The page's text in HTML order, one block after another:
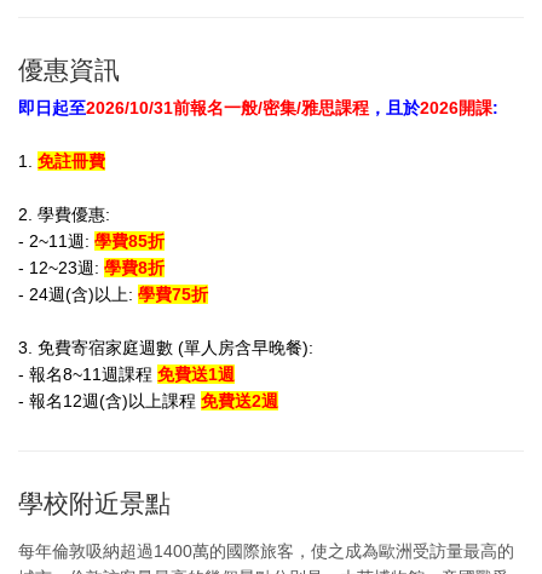
優惠資訊
即日起至2026/10/31前報名一般/密集/雅思課程 ，且於2026開課:
1. 免註冊費
2. 學費優惠:
- 2~11週: 學費85折
- 12~23週: 學費8折
- 24週(含)以上: 學費75折
3. 免費寄宿家庭週數 (單人房含早晚餐):
- 報名8~11週課程 免費送1週
- 報名12週(含)以上課程 免費送2週
學校附近景點
每年倫敦吸納超過1400萬的國際旅客，使之成為歐洲受訪量最高的